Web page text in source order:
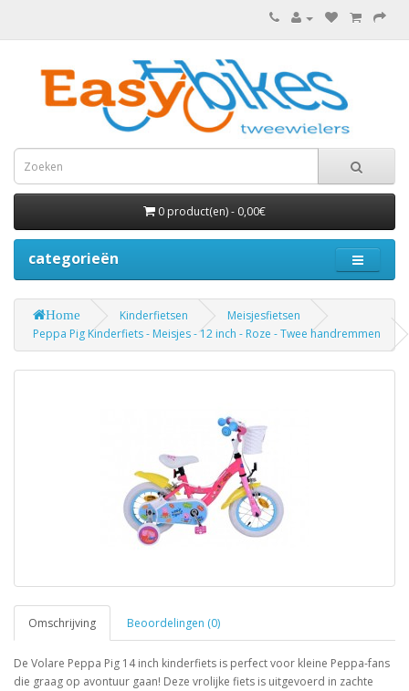
0 product(en) - 0,00€
categorieën
Home Kinderfietsen
Meisjesfietsen
Peppa Pig Kinderfiets - Meisjes - 12 inch - Roze - Twee handremmen
Omschrijving Beoordelingen (0)
De Volare Peppa Pig 14 inch kinderfiets is perfect voor kleine Peppa-fans
die graag op avontuur gaan! Deze vrolijke fiets is uitgevoerd in zachte